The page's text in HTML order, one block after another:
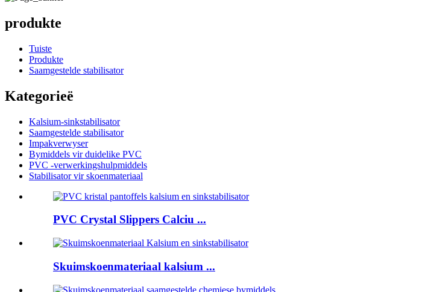
produkte
Tuiste
Produkte
Saamgestelde stabilisator
Kategorieë
Kalsium-sinkstabilisator
Saamgestelde stabilisator
Impakverwyser
Bymiddels vir duidelike PVC
PVC -verwerkingshulpmiddels
Stabilisator vir skoenmateriaal
PVC Crystal Slippers Calciu ...
Skuimskoenmateriaal kalsium ...